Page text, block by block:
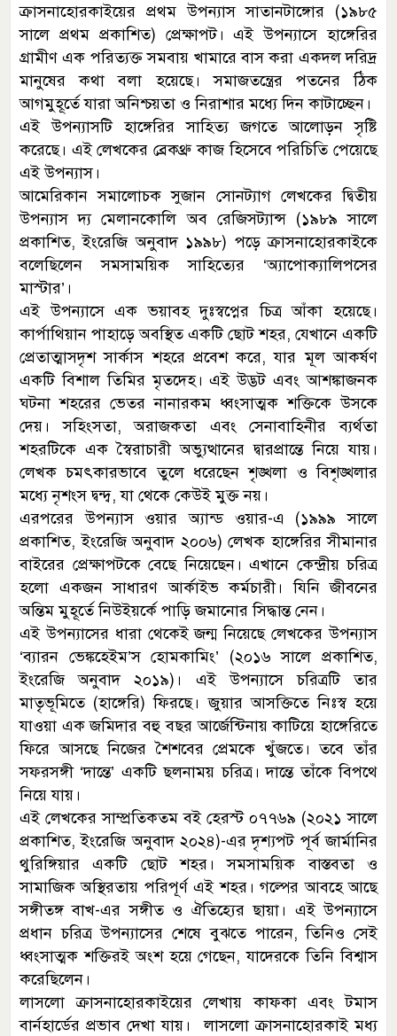
ক্রাসনাহোরকাইয়ের প্রথম উপন্যাস সাতানটাঙ্গোর (১৯৮৫
সালে প্রথম প্রকাশিত) প্রেক্ষাপট। এই উপন্যাসে হাঙ্গেরির
গ্রামীণ এক পরিত্যক্ত সমবায় খামারে বাস করা একদল দরিদ্র
মানুষের কথা বলা হয়েছে। সমাজতন্ত্রের পতনের ঠিক
আগমুহূর্তে যারা অনিশ্চয়তা ও নিরাশার মধ্যে দিন কাটাচ্ছেন।
এই উপন্যাসটি হাঙ্গেরির সাহিত্য জগতে আলোড়ন সৃষ্টি
করেছে। এই লেখকের ব্রেকথ্রু কাজ হিসেবে পরিচিতি পেয়েছে
এই উপন্যাস।
আমেরিকান সমালোচক সুজান সোনট্যাগ লেখকের দ্বিতীয়
উপন্যাস দ্য মেলানকোলি অব রেজিসট্যান্স (১৯৮৯ সালে
প্রকাশিত, ইংরেজি অনুবাদ ১৯৯৮) পড়ে ক্রাসনাহোরকাইকে
বলেছিলেন সমসাময়িক সাহিত্যের ‘অ্যাপোক্যালিপসের
মাস্টার’।
এই উপন্যাসে এক ভয়াবহ দুঃস্বপ্নের চিত্র আঁকা হয়েছে।
কার্পাথিয়ান পাহাড়ে অবস্থিত একটি ছোট শহর, যেখানে একটি
প্রেতাত্মাসদৃশ সার্কাস শহরে প্রবেশ করে, যার মূল আকর্ষণ
একটি বিশাল তিমির মৃতদেহ। এই উদ্ভট এবং আশঙ্কাজনক
ঘটনা শহরের ভেতর নানারকম ধ্বংসাত্মক শক্তিকে উসকে
দেয়। সহিংসতা, অরাজকতা এবং সেনাবাহিনীর ব্যর্থতা
শহরটিকে এক স্বৈরাচারী অভ্যুত্থানের দ্বারপ্রান্তে নিয়ে যায়।
লেখক চমৎকারভাবে তুলে ধরেছেন শৃঙ্খলা ও বিশৃঙ্খলার
মধ্যে নৃশংস দ্বন্দ্ব, যা থেকে কেউই মুক্ত নয়।
এরপরের উপন্যাস ওয়ার অ্যান্ড ওয়ার-এ (১৯৯৯ সালে
প্রকাশিত, ইংরেজি অনুবাদ ২০০৬) লেখক হাঙ্গেরির সীমানার
বাইরের প্রেক্ষাপটকে বেছে নিয়েছেন। এখানে কেন্দ্রীয় চরিত্র
হলো একজন সাধারণ আর্কাইভ কর্মচারী। যিনি জীবনের
অন্তিম মুহূর্তে নিউইয়র্কে পাড়ি জমানোর সিদ্ধান্ত নেন।
এই উপন্যাসের ধারা থেকেই জন্ম নিয়েছে লেখকের উপন্যাস
‘ব্যারন ভেঙ্কহেইম’স হোমকামিং’ (২০১৬ সালে প্রকাশিত,
ইংরেজি অনুবাদ ২০১৯)। এই উপন্যাসে চরিত্রটি তার
মাতৃভূমিতে (হাঙ্গেরি) ফিরছে। জুয়ার আসক্তিতে নিঃস্ব হয়ে
যাওয়া এক জমিদার বহু বছর আর্জেন্টিনায় কাটিয়ে হাঙ্গেরিতে
ফিরে আসছে নিজের শৈশবের প্রেমকে খুঁজতে। তবে তাঁর
সফরসঙ্গী ‘দান্তে’ একটি ছলনাময় চরিত্র। দান্তে তাঁকে বিপথে
নিয়ে যায়।
এই লেখকের সাম্প্রতিকতম বই হেরস্ট ০৭৭৬৯ (২০২১ সালে
প্রকাশিত, ইংরেজি অনুবাদ ২০২৪)-এর দৃশ্যপট পূর্ব জার্মানির
থুরিঙ্গিয়ার একটি ছোট শহর। সমসাময়িক বাস্তবতা ও
সামাজিক অস্থিরতায় পরিপূর্ণ এই শহর। গল্পের আবহে আছে
সঙ্গীতঙ্গ বাখ-এর সঙ্গীত ও ঐতিহ্যের ছায়া। এই উপন্যাসে
প্রধান চরিত্র উপন্যাসের শেষে বুঝতে পারেন, তিনিও সেই
ধ্বংসাত্মক শক্তিরই অংশ হয়ে গেছেন, যাদেরকে তিনি বিশ্বাস
করেছিলেন।
লাসলো ক্রাসনাহোরকাইয়ের লেখায় কাফকা এবং টমাস
বার্নহার্ডের প্রভাব দেখা যায়। লাসলো ক্রাসনাহোরকাই মধ্য